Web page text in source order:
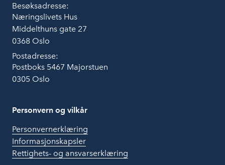
Besøksadresse:
Næringslivets Hus
Middelthuns gate 27
0368 Oslo
Postadresse:
Postboks 5467 Majorstuen
0305 Oslo
Personvern og vilkår
Personvernerklæring
Informasjonskapsler
Rettighets- og ansvarserklæring